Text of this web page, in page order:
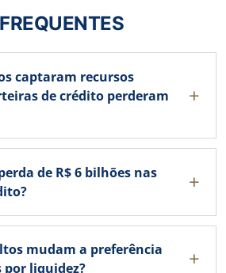
captaram recursos
de crédito perderam
de R$ 6 bilhões nas
mudam a preferência
por liquidez?